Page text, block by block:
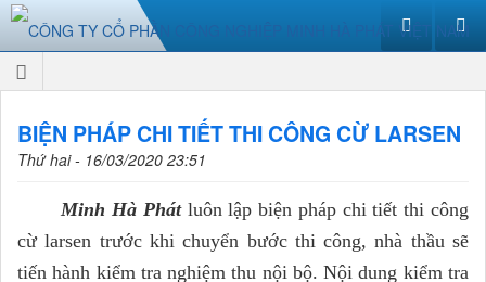
BIỆN PHÁP CHI TIẾT THI CÔNG CỪ LARSEN
Thứ hai - 16/03/2020 23:51
Minh Hà Phátluôn lập biện pháp chi tiết thi công
cừ larsen trước khi chuyển bước thi công, nhà thầu sẽ
tiến hành kiểm tra nghiệm thu nội bộ. Nội dung kiểm tra